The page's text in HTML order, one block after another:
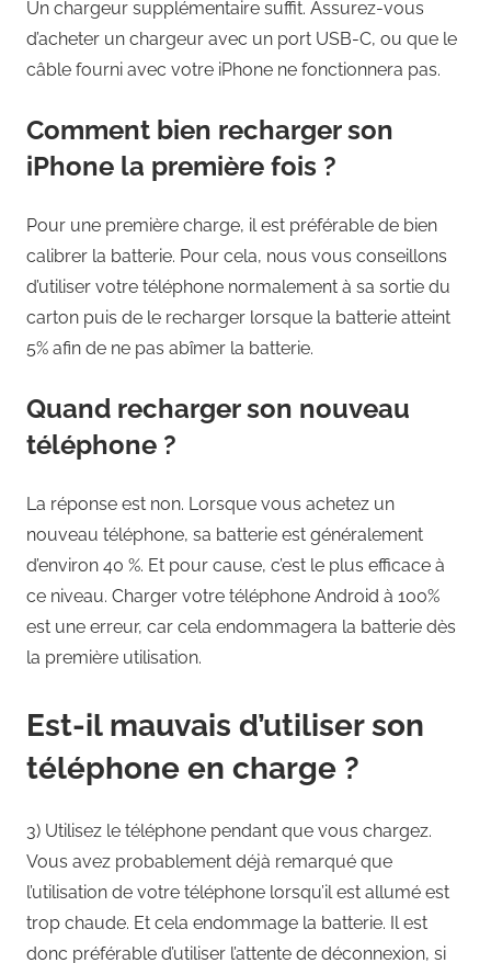
Un chargeur supplémentaire suffit. Assurez-vous
d’acheter un chargeur avec un port USB-C, ou que le
câble fourni avec votre iPhone ne fonctionnera pas.
Comment bien recharger son
iPhone la première fois ?
Pour une première charge, il est préférable de bien
calibrer la batterie. Pour cela, nous vous conseillons
d’utiliser votre téléphone normalement à sa sortie du
carton puis de le recharger lorsque la batterie atteint
5% afin de ne pas abîmer la batterie.
Quand recharger son nouveau
téléphone ?
La réponse est non. Lorsque vous achetez un
nouveau téléphone, sa batterie est généralement
d’environ 40 %. Et pour cause, c’est le plus efficace à
ce niveau. Charger votre téléphone Android à 100%
est une erreur, car cela endommagera la batterie dès
la première utilisation.
Est-il mauvais d’utiliser son
téléphone en charge ?
3) Utilisez le téléphone pendant que vous chargez.
Vous avez probablement déjà remarqué que
l’utilisation de votre téléphone lorsqu’il est allumé est
trop chaude. Et cela endommage la batterie. Il est
donc préférable d’utiliser l’attente de déconnexion, si